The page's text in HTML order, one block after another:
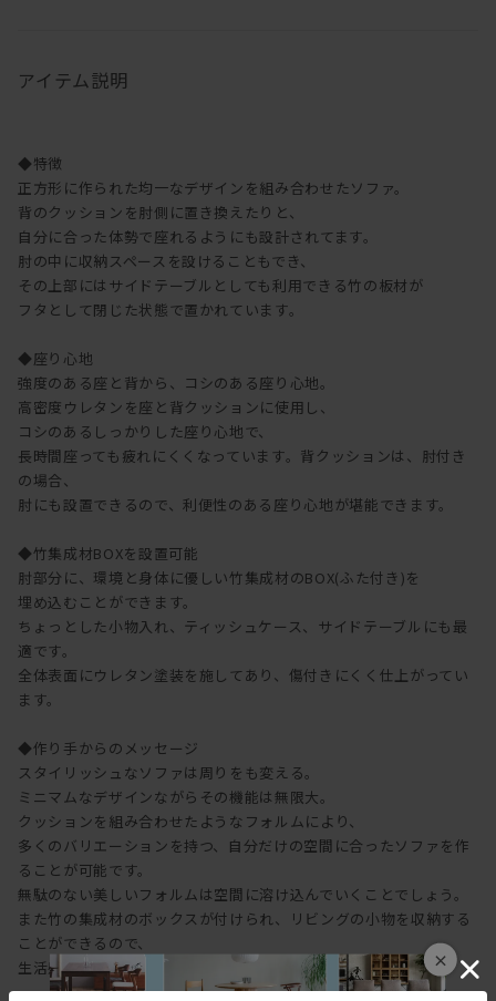
×
アイテム説明
◆特徴
正方形に作られた均一なデザインを組み合わせたソファ。
背のクッションを肘側に置き換えたりと、
自分に合った体勢で座れるようにも設計されてます。
肘の中に収納スペースを設けることもでき、
その上部にはサイドテーブルとしても利用できる竹の板材が
フタとして閉じた状態で置かれています。
◆座り心地
強度のある座と背から、コシのある座り心地。
高密度ウレタンを座と背クッションに使用し、
コシのあるしっかりした座り心地で、
長時間座っても疲れにくくなっています。背クッションは、肘付き
の場合、
肘にも設置できるので、利便性のある座り心地が堪能できます。
◆竹集成材BOXを設置可能
肘部分に、環境と身体に優しい竹集成材のBOX(ふた付き)を
埋め込むことができます。
ちょっとした小物入れ、ティッシュケース、サイドテーブルにも最
適です。
全体表面にウレタン塗装を施してあり、傷付きにくく仕上がってい
ます。
◆作り手からのメッセージ
スタイリッシュなソファは周りをも変える。
ミニマムなデザインながらその機能は無限大。
クッションを組み合わせたようなフォルムにより、
多くのバリエーションを持つ、自分だけの空間に合ったソファを作
ることが可能です。
無駄のない美しいフォルムは空間に溶け込んでいくことでしょう。
また竹の集成材のボックスが付けられ、リビングの小物を収納する
ことができるので、
生活感を控えめに部屋をすっきりとさせることができます。